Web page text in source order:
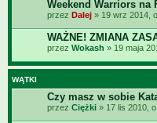
Weekend Warriors na
przez Dalej » 19 wrz 2014,
WAŻNE! ZMIANA
przez Wokash » 19 maja
WĄTKI
Czy masz w sobie
przez Ciężki » 17 lis 2010,